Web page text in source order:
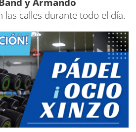
y Armando
las calles durante todo el día.